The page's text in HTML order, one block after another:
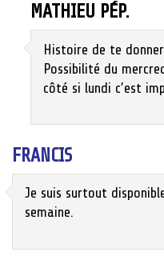
MATHIEU PÉP.
Histoire de te
Possibilité du
côté si lundi c’est
FRANCIS
Je suis surtout
semaine.